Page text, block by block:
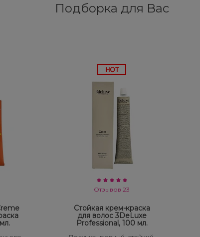
Подборка для Вас
Отзывов 23
Стойкая крем-краска
для волос 3DeLuxe
Professional, 100 мл.